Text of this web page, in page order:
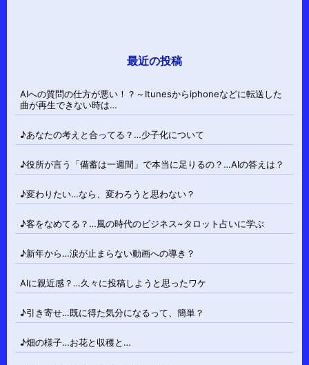
最近の投稿
AIへの質問の仕方が悪い！？～Itunesからiphoneなどに転送した
曲が再生できない時は…
♪あなたの考えと合ってる？…少子化について
♪役所が言う「備蓄は一週間」で本当に足りるの？…AIの答えは？
♪変わりたい…なら、変わろうと思わない？
♪客をなめてる？…風の時代のビジネス~タロット占いに学ぶ
♪新年から…涙が止まらない動画への導き？
AIに親近感？…久々に投稿しようと思ったワケ
♪引き寄せ…既に得た気分になるって、簡単？
♪畑の様子…お花と収穫と…